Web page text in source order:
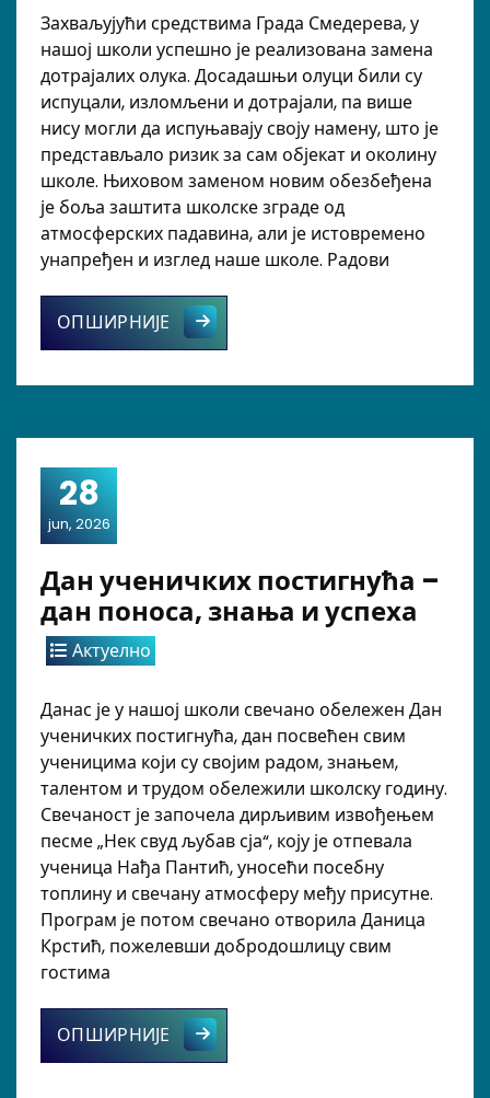
Захваљујући средствима Града Смедерева, у
нашој школи успешно је реализована замена
дотрајалих олука. Досадашњи олуци били су
испуцали, изломљени и дотрајали, па више
нису могли да испуњавају своју намену, што је
представљало ризик за сам објекат и околину
школе. Њиховом заменом новим обезбеђена
је боља заштита школске зграде од
атмосферских падавина, али је истовремено
унапређен и изглед наше школе. Радови
ОПШИРНИЈЕ Нови олуци за лепшу и безбеднију
28
jun, 2026
Дан ученичких постигнућа –
дан поноса, знања и успеха
Актуелно
Данас је у нашој школи свечано обележен Дан
ученичких постигнућа, дан посвећен свим
ученицима који су својим радом, знањем,
талентом и трудом обележили школску годину.
Свечаност је започела дирљивим извођењем
песме „Нек свуд љубав сја“, коју је отпевала
ученица Нађа Пантић, уносећи посебну
топлину и свечану атмосферу међу присутне.
Програм је потом свечано отворила Даница
Крстић, пожелевши добродошлицу свим
гостима
ОПШИРНИЈЕ Дан ученичких постигнућа – дан